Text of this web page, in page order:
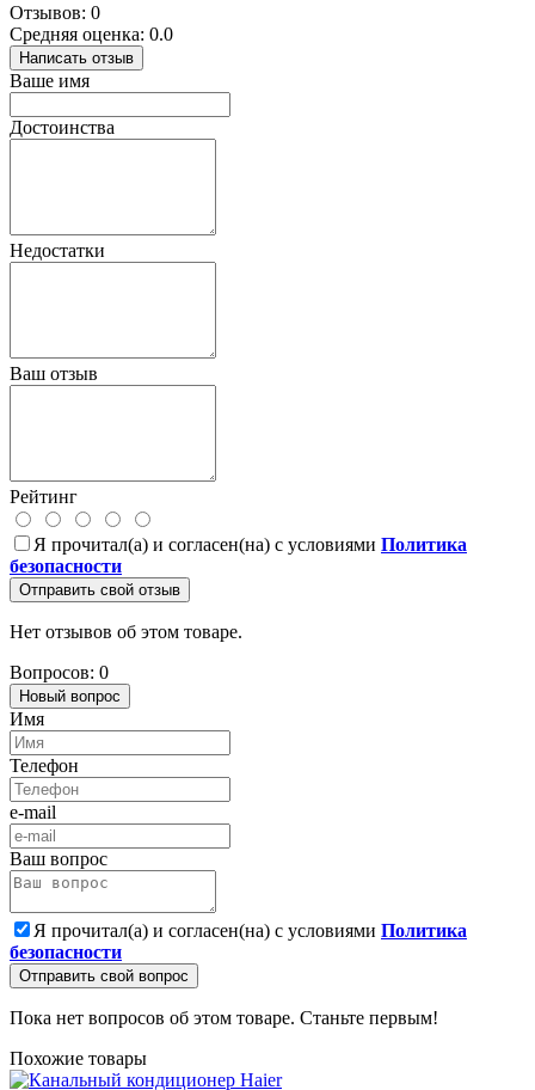
Отзывов: 0
Средняя оценка: 0.0
Написать отзыв
Ваше имя
Достоинства
Недостатки
Ваш отзыв
Рейтинг
Я прочитал(а) и согласен(на) с условиями Политика
безопасности
Отправить свой отзыв
Нет отзывов об этом товаре.
Вопросов: 0
Новый вопрос
Имя
Телефон
e-mail
Ваш вопрос
Я прочитал(а) и согласен(на) с условиями Политика
безопасности
Отправить свой вопрос
Пока нет вопросов об этом товаре. Станьте первым!
Похожие товары